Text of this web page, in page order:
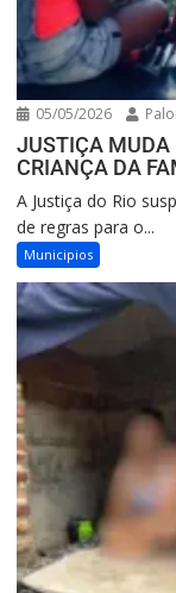
05/05/2026
JUSTIÇA MUDA
CRIANÇA DA
A Justiça do Rio
de regras para o...
Municipios